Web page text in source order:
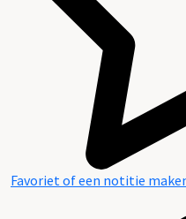
Favoriet of een notitie